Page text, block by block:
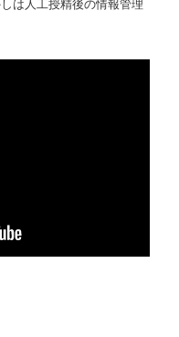
は人工授精後の情報管理